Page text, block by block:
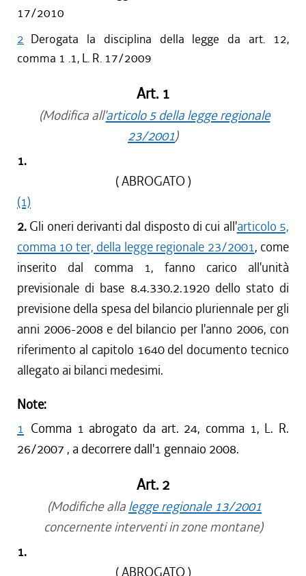
17/2010
2 Derogata la disciplina della legge da art. 12,
comma 1 .1, L. R. 17/2009
Art. 1
(Modifica all'articolo 5 della legge regionale
23/2001)
1.
( ABROGATO )
(1)
2. Gli oneri derivanti dal disposto di cui all'articolo 5,
comma 10 ter, della legge regionale 23/2001, come
inserito dal comma 1, fanno carico all'unità
previsionale di base 8.4.330.2.1920 dello stato di
previsione della spesa del bilancio pluriennale per gli
anni 2006-2008 e del bilancio per l'anno 2006, con
riferimento al capitolo 1640 del documento tecnico
allegato ai bilanci medesimi.
Note:
1 Comma 1 abrogato da art. 24, comma 1, L. R.
26/2007 , a decorrere dall'1 gennaio 2008.
Art. 2
(Modifiche alla legge regionale 13/2001
concernente interventi in zone montane)
1.
( ABROGATO )